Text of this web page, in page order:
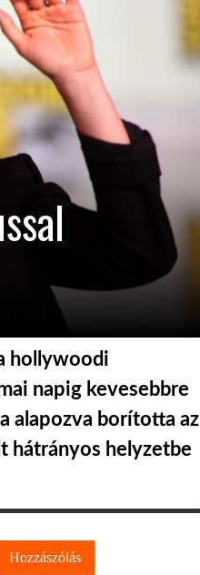
hollywoodi
napig kevesebbre
alapozva borította az
hátrányos helyzetbe
Hozzászólás